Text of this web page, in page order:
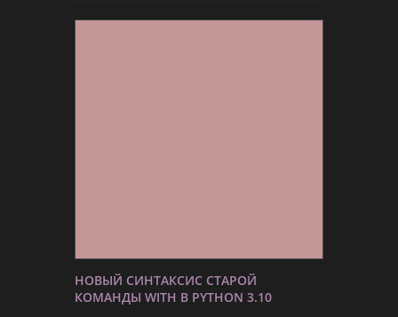
НОВЫЙ СИНТАКСИС СТАРОЙ
КОМАНДЫ WITH В PYTHON 3.10